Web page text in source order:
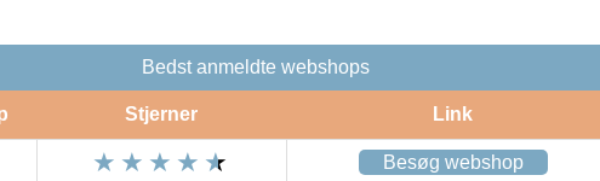
Bedst anmeldte webshops
Stjerner Link
Besøg webshop